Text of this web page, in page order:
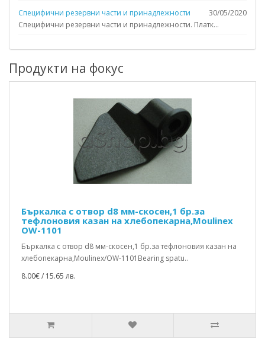
Специфични резервни части и принадлежности
30/05/2020
Специфични резервни части и принадлежности. Платк...
Продукти на фокус
Бъркалка с отвор d8 мм-скосен,1 бр.за
тефлоновия казан на хлебопекарна,Moulinex
OW-1101
Бъркалка с отвор d8 мм-скосен,1 бр.за тефлоновия казан на
хлебопекарна,Moulinex/OW-1101Bearing spatu..
8.00€ / 15.65 лв.